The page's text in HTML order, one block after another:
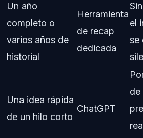
Un año
completo o
varios años de
historial
Herramienta
de recap
dedicada
el
se
Una idea rápida
de un hilo corto
ChatGPT
de